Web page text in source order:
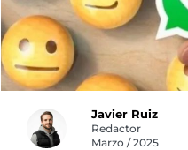
Javier Ruiz
Redactor
Marzo / 2025